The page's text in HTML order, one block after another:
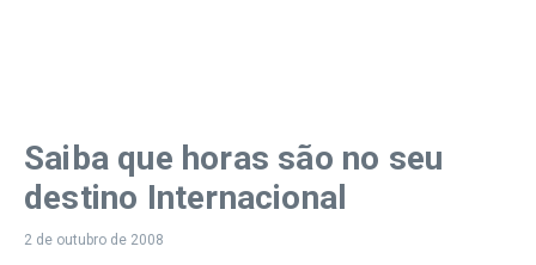
Saiba que horas são no seu
destino Internacional
2 de outubro de 2008